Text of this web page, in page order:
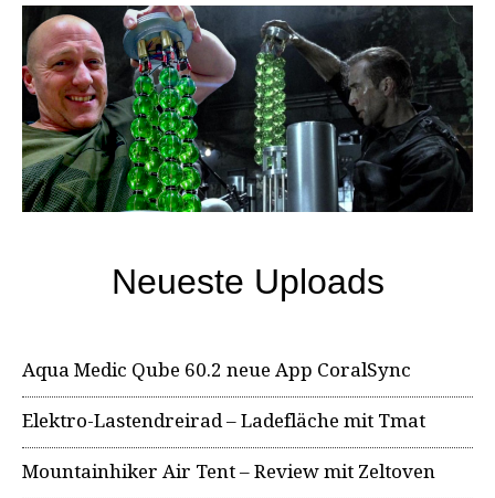
Neueste Uploads
Aqua Medic Qube 60.2 neue App CoralSync
Elektro-Lastendreirad – Ladefläche mit Tmat
Mountainhiker Air Tent – Review mit Zeltoven